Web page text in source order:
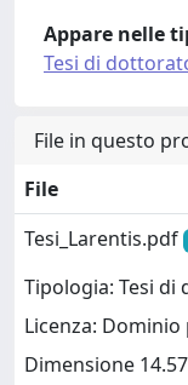
Appare nelle
Tesi di
File in questo
File
Tesi_Larentis.pdf
Tipologia: Tesi di
Licenza:
Dimensione